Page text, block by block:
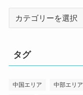
ー
タグ
中国エリア 中部エリア